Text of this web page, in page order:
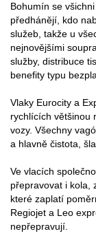
Bohumín se
předhánějí, kdo
služeb, takže u
nejnovějšími
služby, distribuce
benefity typu
Vlaky Eurocity a
rychlících většinou
vozy. Všechny
a hlavně čistota,
Ve vlacích
přepravovat i kola,
které zaplatí
Regiojet a Leo
nepřepravují.